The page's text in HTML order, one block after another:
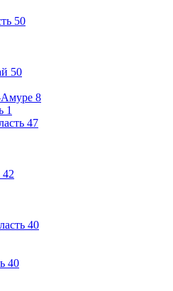
50
50
Амуре 8
1
47
42
40
40